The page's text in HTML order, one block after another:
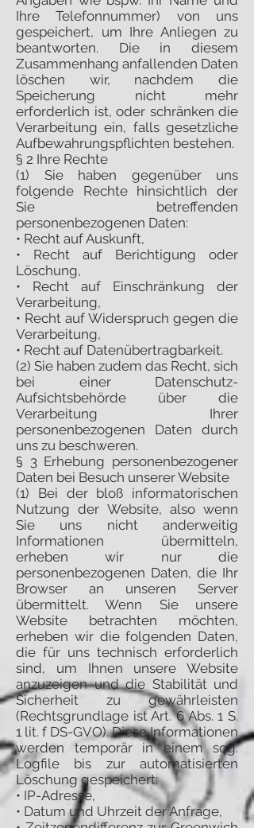
Ihre Telefonnummer) von uns
gespeichert, um Ihre Anliegen zu
beantworten. Die in diesem
Zusammenhang anfallenden Daten
löschen wir, nachdem die
Speicherung nicht mehr
erforderlich ist, oder schränken die
Verarbeitung ein, falls gesetzliche
Aufbewahrungspflichten bestehen.
§ 2 Ihre Rechte
(1) Sie haben gegenüber uns
folgende Rechte hinsichtlich der
Sie betreffenden
personenbezogenen Daten:
• Recht auf Auskunft,
• Recht auf Berichtigung oder
Löschung,
• Recht auf Einschränkung der
Verarbeitung,
• Recht auf Widerspruch gegen die
Verarbeitung,
• Recht auf Datenübertragbarkeit.
(2) Sie haben zudem das Recht, sich
bei einer Datenschutz-
Aufsichtsbehörde über die
Verarbeitung Ihrer
personenbezogenen Daten durch
uns zu beschweren.
§ 3 Erhebung personenbezogener
Daten bei Besuch unserer Website
(1) Bei der bloß informatorischen
Nutzung der Website, also wenn
Sie uns nicht anderweitig
Informationen übermitteln,
erheben wir nur die
personenbezogenen Daten, die Ihr
Browser an unseren Server
übermittelt. Wenn Sie unsere
Website betrachten möchten,
erheben wir die folgenden Daten,
die für uns technisch erforderlich
sind, um Ihnen unsere Website
anzuzeigen und die Stabilität und
Sicherheit zu gewährleisten
(Rechtsgrundlage ist Art. 6 Abs. 1 S.
1 lit. f DS-GVO). Diese Informationen
werden temporär in einem sog.
Logfile bis zur automatisierten
Löschung gespeichert:
• IP-Adresse,
• Datum und Uhrzeit der Anfrage,